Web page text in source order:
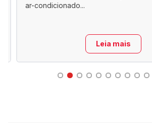
ar-condicionado...
Leia mais